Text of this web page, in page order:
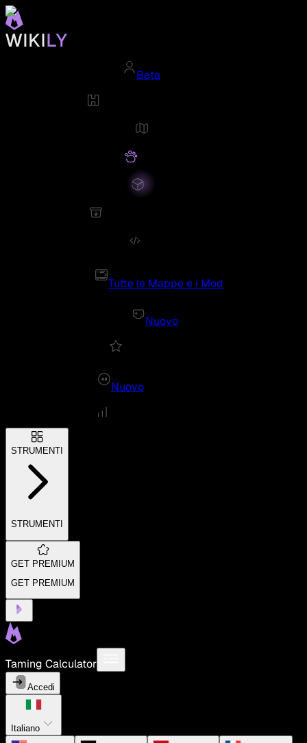
Beta
Tutte le Mappe e i Mod
Nuovo
Nuovo
STRUMENTI
STRUMENTI
GET PREMIUM
GET PREMIUM
Taming Calculator
Accedi
Italiano